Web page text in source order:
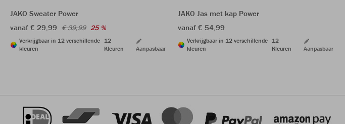
JAKO Sweater Power
vanaf € 29,99 € 39,99 25 %
Verkrijgbaar in 12 verschillende
kleuren
12
Kleuren
Aanpasbaar
JAKO Jas met kap Power
vanaf € 54,99
Verkrijgbaar in 12 verschillende
kleuren
12
Kleuren
Aanpasbaar